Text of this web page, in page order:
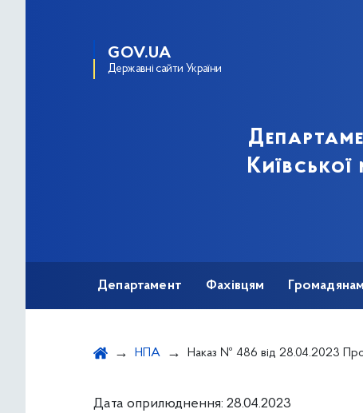
GOV.UA
Державні сайти України
Київської
Департамент Фахівцям Громадянам
НПА Наказ № 486 від 28.04.2023 Про затвердження річного фінансового плану комунального некомерційного підприємства «Київська міська клінічна лікарня №6» виконавчого органу
Дата оприлюднення: 28.04.2023